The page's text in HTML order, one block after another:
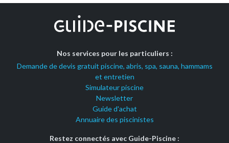
Nos services pour les particuliers :
Demande de devis gratuit piscine, abris, spa, sauna, hammams
et entretien
Simulateur piscine
Newsletter
Guide d'achat
Annuaire des piscinistes
Restez connectés avec Guide-Piscine :